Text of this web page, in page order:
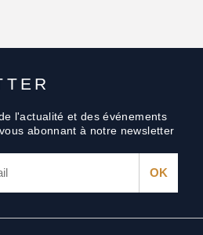
l'actualité et des événements
abonnant à notre newsletter